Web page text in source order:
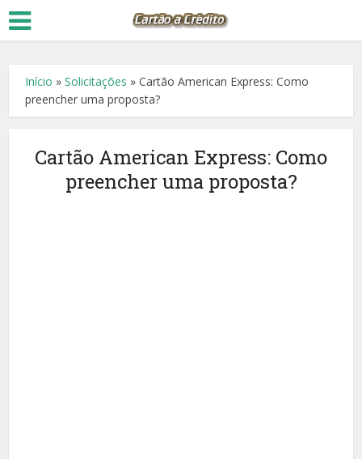
Início »Solicitações »Cartão American Express: Como
preencher uma proposta?
Cartão American Express: Como
preencher uma proposta?